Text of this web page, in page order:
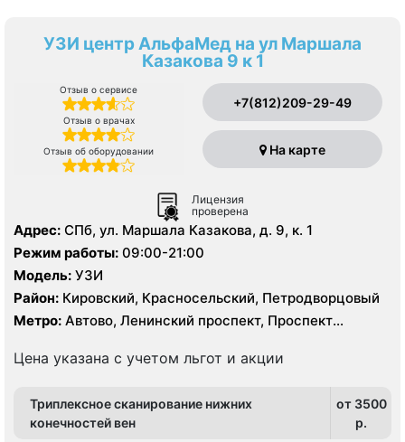
УЗИ центр АльфаМед на ул Маршала
Казакова 9 к 1
Отзыв о сервисе
Отзыв о врачах
Отзыв об оборудовании
+7(812)209-29-49
На карте
Лицензия
проверена
Адрес: СПб, ул. Маршала Казакова, д. 9, к. 1
Режим работы: 09:00-21:00
Модель: УЗИ
Район: Кировский, Красносельский, Петродворцовый
Метро: Автово, Ленинский проспект, Проспект
Цена указана с учетом льгот и акции
Триплексное сканирование нижних
конечностей вен
от 3500
p.